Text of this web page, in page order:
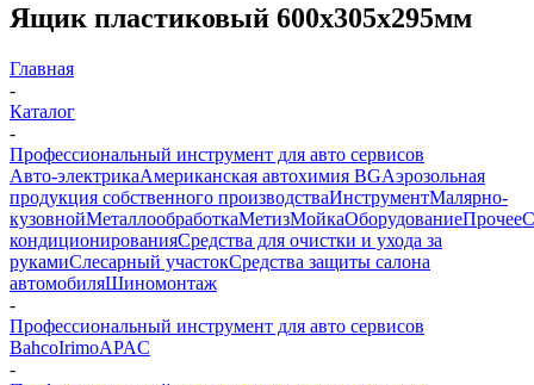
Ящик пластиковый 600x305x295мм
Главная
-
Каталог
-
Профессиональный инструмент для авто сервисов
Авто-электрикаАмериканская автохимия BGАэрозольная
продукция собственного производстваИнструментМалярно-
кузовнойМеталлообработкаМетизМойкаОборудованиеПрочее
кондиционированияСредства для очистки и ухода за
рукамиСлесарный участокСредства защиты салона
автомобиляШиномонтаж
-
Профессиональный инструмент для авто сервисов
BahcoIrimoAPAC
-